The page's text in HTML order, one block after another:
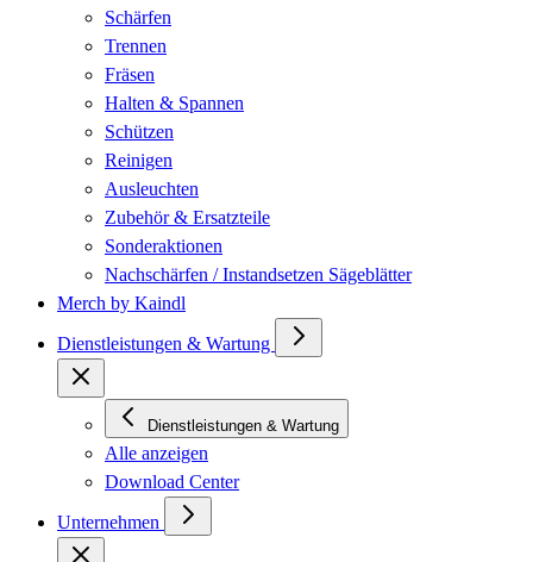
Schärfen
Trennen
Fräsen
Halten & Spannen
Schützen
Reinigen
Ausleuchten
Zubehör & Ersatzteile
Sonderaktionen
Nachschärfen / Instandsetzen Sägeblätter
Merch by Kaindl
Dienstleistungen & Wartung
Dienstleistungen & Wartung
Alle anzeigen
Download Center
Unternehmen